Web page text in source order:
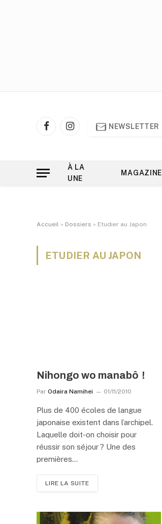
FacebookInstagram
NEWSLETTER
À LA
UNE
MAGAZINE
Accueil » Dossiers » Etudier au Japon
ETUDIER AU JAPON
Nihongo wo manabô !
Par Odaira Namihei 01/11/2010
Plus de 400 écoles de langue
japonaise existent dans l’archipel.
Laquelle doit-on choisir pour
réussir son séjour ? Une des
premières…
LIRE LA SUITE